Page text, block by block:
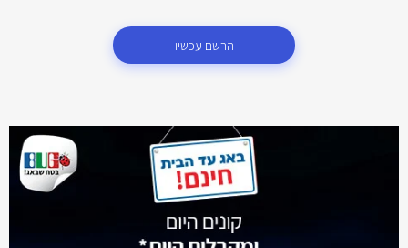
הרשם עכשיו